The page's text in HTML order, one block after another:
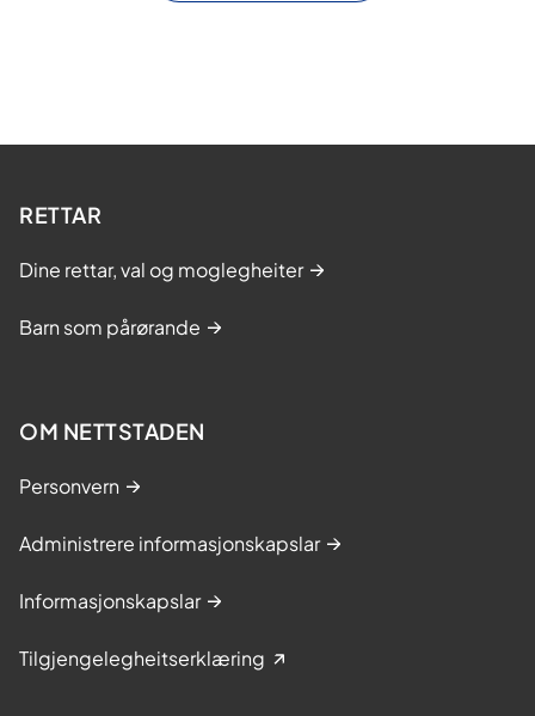
RETTAR
Dine rettar, val og moglegheiter
Barn som pårørande
OM NETTSTADEN
Personvern
Administrere informasjonskapslar
Informasjonskapslar
Tilgjengelegheitserklæring